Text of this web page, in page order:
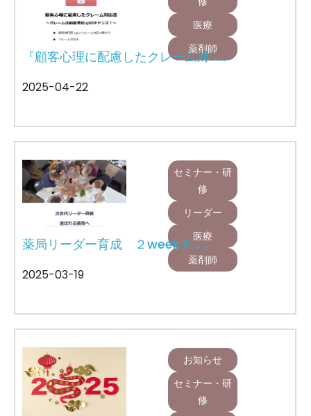
医療
薬剤師
『顧客心理に配慮したクレーム対……
2025-04-22
セミナー・研
修
リーダー
医療
薬剤師
薬局リーダー育成 ２weekチ……
2025-03-19
お知らせ
セミナー・研
修